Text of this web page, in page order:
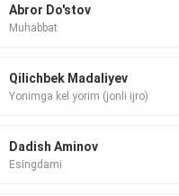
Abror Do'stov
Muhabbat
Qilichbek Madaliyev
Yonimga kel yorim (jonli ijro)
Dadish Aminov
Esingdami